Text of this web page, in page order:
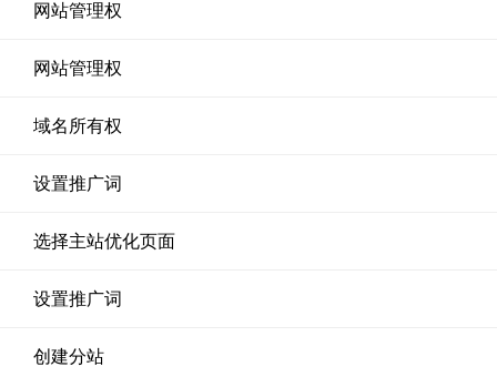
网站管理权
网站管理权
域名所有权
设置推广词
选择主站优化页面
设置推广词
创建分站